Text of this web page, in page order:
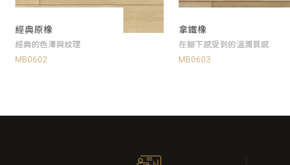
經典原橡
經典的色澤與紋理
MB0602
拿鐵橡
在腳下感受到的溫潤質感
MB0603